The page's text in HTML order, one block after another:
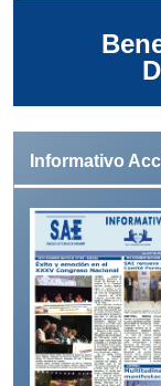
Informativo